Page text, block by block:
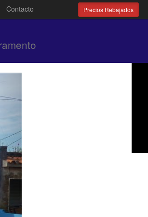
Contacto Precios Rebajados